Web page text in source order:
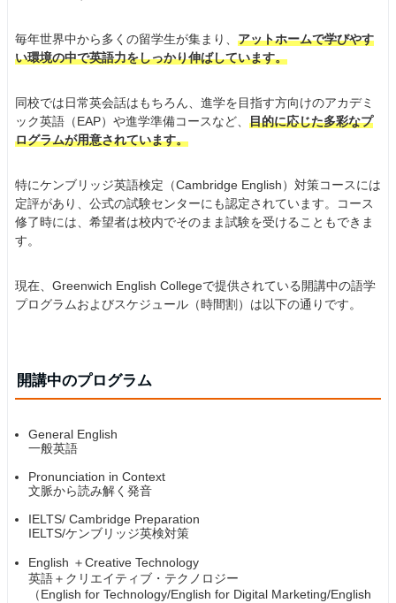
毎年世界中から多くの留学生が集まり、 アットホームで学びやす
い環境の中で英語力をしっかり伸ばしています。
同校では日常英会話はもちろん、進学を目指す方向けのアカデミ
ック英語（EAP）や進学準備コースなど、 目的に応じた多彩なプ
ログラムが用意されています。
特にケンブリッジ英語検定（Cambridge English）対策コースには
定評があり、公式の試験センターにも認定されています。コース
修了時には、希望者は校内でそのまま試験を受けることもできま
す。
現在、Greenwich English Collegeで提供されている開講中の語学
プログラムおよびスケジュール（時間割）は以下の通りです。
開講中のプログラム
General English
一般英語
Pronunciation in Context
文脈から読み解く発音
IELTS/ Cambridge Preparation
IELTS/ケンブリッジ英検対策
English ＋Creative Technology
英語＋クリエイティブ・テクノロジー
（English for Technology/English for Digital Marketing/English